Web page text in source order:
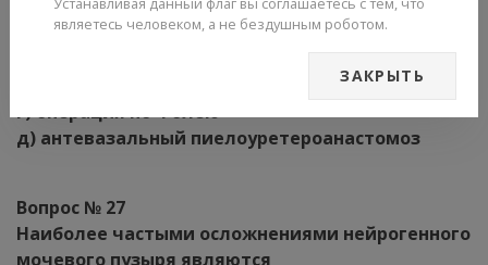
а) операция по Culp de Weerd
б) резекция лоханочно-мочеточникового
сегмента с пиелоуретероанастомозом
в) чрезкожная пункционная нефростомия (+)
г) операция по Фолею
д) антевазальный пиелоуретероанастомоз
Вопрос № 27
Наиболее частыми осложнениями нейрогенного
мочевого пузыря являются
являетесь человеком, а не бездушным роботом.
ЗАКРЫТЬ